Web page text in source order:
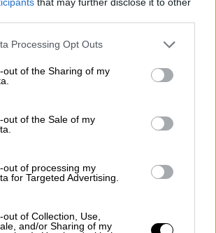
website/app uses one or more Google
visit or usage behaviour. You may click to
to Google and its third-party tags to
below specified purposes in below Google
Processing Opt Outs
out of the Sharing of my
out of the Sale of my
out of processing my
for Targeted Advertising.
of Collection, Use,
and/or Sharing of my
να υπάρχει.